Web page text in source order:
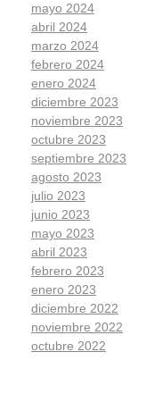
mayo 2024
abril 2024
marzo 2024
febrero 2024
enero 2024
diciembre 2023
noviembre 2023
octubre 2023
septiembre 2023
agosto 2023
julio 2023
junio 2023
mayo 2023
abril 2023
febrero 2023
enero 2023
diciembre 2022
noviembre 2022
octubre 2022